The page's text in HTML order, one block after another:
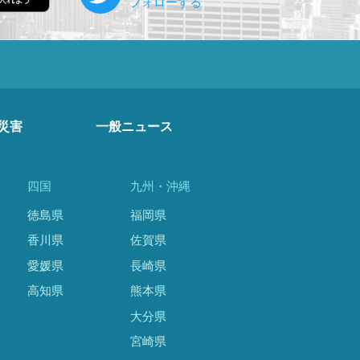
害 一般ニュース
四国
徳島県
香川県
愛媛県
高知県
九州・沖縄
福岡県
佐賀県
長崎県
熊本県
大分県
宮崎県